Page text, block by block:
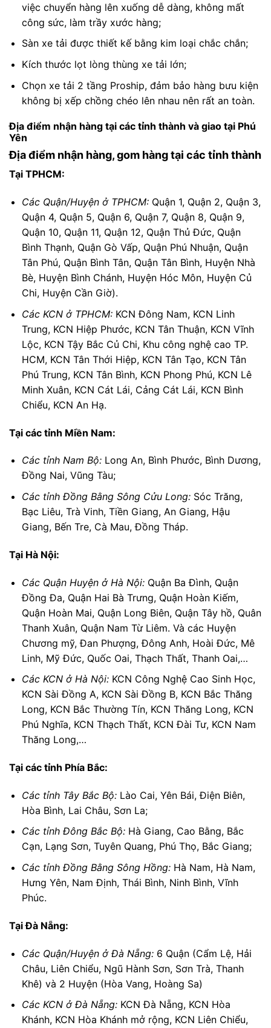
việc chuyển hàng lên xuống dễ dàng, không mất
công sức, làm trầy xước hàng;
Sàn xe tải được thiết kế bằng kim loại chắc chắn;
Kích thước lọt lòng thùng xe tải lớn;
Chọn xe tải 2 tầng Proship, đảm bảo hàng bưu kiện
không bị xếp chồng chéo lên nhau nên rất an toàn.
Địa điểm nhận hàng tại các tỉnh thành và giao tại Phú
Yên
Địa điểm nhận hàng, gom hàng tại các tỉnh thành
Tại TPHCM:
Các Quận/Huyện ở TPHCM:Quận 1, Quận 2, Quận 3,
Quận 4, Quận 5, Quận 6, Quận 7, Quận 8, Quận 9,
Quận 10, Quận 11, Quận 12, Quận Thủ Đức, Quận
Bình Thạnh, Quận Gò Vấp, Quận Phú Nhuận, Quận
Tân Phú, Quận Bình Tân, Quận Tân Bình, Huyện Nhà
Bè, Huyện Bình Chánh, Huyện Hóc Môn, Huyện Củ
Chi, Huyện Cần Giờ).
Các KCN ở TPHCM: KCN Đông Nam, KCN Linh
Trung, KCN Hiệp Phước, KCN Tân Thuận, KCN Vĩnh
Lộc, KCN Tậy Bắc Củ Chi, Khu công nghệ cao TP.
HCM, KCN Tân Thới Hiệp, KCN Tân Tạo, KCN Tân
Phú Trung, KCN Tân Bình, KCN Phong Phú, KCN Lê
Minh Xuân, KCN Cát Lái, Cảng Cát Lái, KCN Bình
Chiểu, KCN An Hạ.
Tại các tỉnh Miền Nam:
Các tỉnh Nam Bộ: Long An, Bình Phước, Bình Dương,
Đồng Nai, Vũng Tàu;
Các tỉnh Đồng Bằng Sông Cửu Long:Sóc Trăng,
Bạc Liêu, Trà Vinh, Tiền Giang, An Giang, Hậu
Giang, Bến Tre, Cà Mau, Đồng Tháp.
Tại Hà Nội:
Các Quận Huyện ở Hà Nội:Quận Ba Đình, Quận
Đồng Đa, Quận Hai Bà Trưng, Quận Hoàn Kiếm,
Quận Hoàn Mai, Quận Long Biên, Quận Tây hồ, Quân
Thanh Xuân, Quận Nam Từ Liêm. Và các Huyện
Chương mỹ, Đan Phượng, Đông Anh, Hoài Đức, Mê
Linh, Mỹ Đức, Quốc Oai, Thạch Thất, Thanh Oai,…
Các KCN ở Hà Nội:KCN Công Nghệ Cao Sinh Học,
KCN Sài Đồng A, KCN Sài Đồng B, KCN Bắc Thăng
Long, KCN Bắc Thường Tín, KCN Thăng Long, KCN
Phú Nghĩa, KCN Thạch Thất, KCN Đài Tư, KCN Nam
Thăng Long,…
Tại các tỉnh Phía Bắc:
Các tỉnh Tây Bắc Bộ:Lào Cai, Yên Bái, Điện Biên,
Hòa Bình, Lai Châu, Sơn La;
Các tỉnh Đông Bắc Bộ:Hà Giang, Cao Bằng, Bắc
Cạn, Lạng Sơn, Tuyên Quang, Phú Thọ, Bắc Giang;
Các tỉnh Đồng Bằng Sông Hồng:Hà Nam, Hà Nam,
Hưng Yên, Nam Định, Thái Bình, Ninh Bình, Vĩnh
Phúc.
Tại Đà Nẵng:
Các Quận/Huyện ở Đà Nẵng: 6 Quận (Cẩm Lệ, Hải
Châu, Liên Chiểu, Ngũ Hành Sơn, Sơn Trà, Thanh
Khê) và 2 Huyện (Hòa Vang, Hoàng Sa)
Các KCN ở Đà Nẵng: KCN Đà Nẵng, KCN Hòa
Khánh, KCN Hòa Khánh mở rộng, KCN Liên Chiểu,